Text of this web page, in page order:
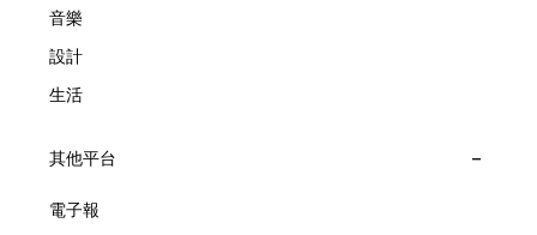
音樂
設計
生活
其他平台
電子報